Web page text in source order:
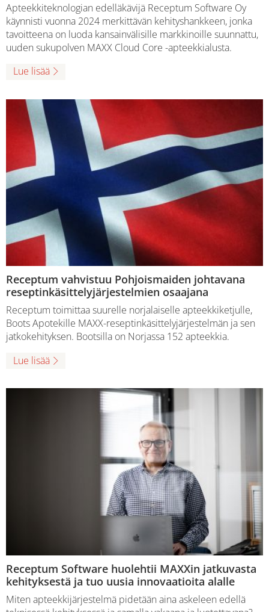
Apteekkiteknologian edelläkävijä Receptum Software Oy
käynnisti vuonna 2024 merkittävän kehityshankkeen, jonka
tavoitteena on luoda kansainvälisille markkinoille suunnattu,
uuden sukupolven MAXX Cloud Core -apteekkialusta.
Lue lisää
Receptum vahvistuu Pohjoismaiden johtavana
reseptinkäsittelyjärjestelmien osaajana
Receptum toimittaa suurelle norjalaiselle apteekkiketjulle,
Boots Apotekille MAXX-reseptinkäsittelyjärjestelmän ja sen
jatkokehityksen. Bootsilla on Norjassa 152 apteekkia.
Lue lisää
Receptum Software huolehtii MAXXin jatkuvasta
kehityksestä ja tuo uusia innovaatioita alalle
Miten apteekkijärjestelmä pidetään aina askeleen edellä